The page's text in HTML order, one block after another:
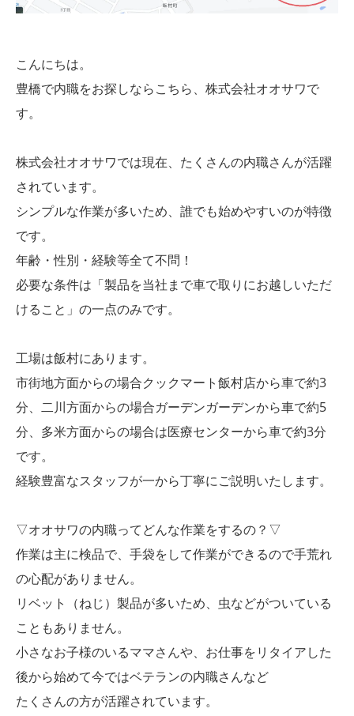
こんにちは。
豊橋で内職をお探しならこちら、株式会社オオサワで
す。
株式会社オオサワでは現在、たくさんの内職さんが活躍
されています。
シンプルな作業が多いため、誰でも始めやすいのが特徴
です。
年齢・性別・経験等全て不問！
必要な条件は「製品を当社まで車で取りにお越しいただ
けること」の一点のみです。
工場は飯村にあります。
市街地方面からの場合クックマート飯村店から車で約3
分、二川方面からの場合ガーデンガーデンから車で約5
分、多米方面からの場合は医療センターから車で約3分
です。
経験豊富なスタッフが一から丁寧にご説明いたします。
▽オオサワの内職ってどんな作業をするの？▽
作業は主に検品で、手袋をして作業ができるので手荒れ
の心配がありません。
リベット（ねじ）製品が多いため、虫などがついている
こともありません。
小さなお子様のいるママさんや、お仕事をリタイアした
後から始めて今ではベテランの内職さんなど
たくさんの方が活躍されています。